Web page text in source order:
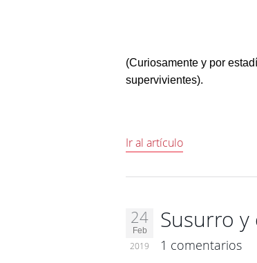
(Curiosamente y por
supervivientes).
Ir al artículo
24
Feb
2019
Susurro
1 comentarios